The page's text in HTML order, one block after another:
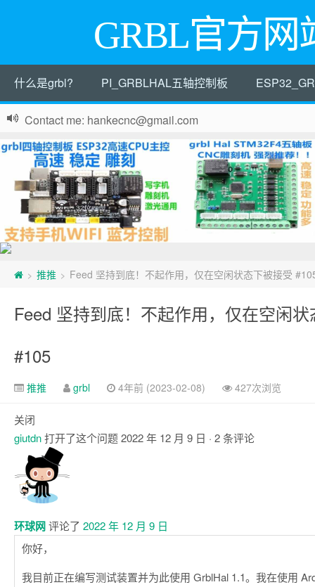
GRBL官方网
什么是grbl? PI_GRBLHAL五轴控制板
Contact me: hankecnc@gmail.com
> 推推 > Feed 坚持到底！不起作用，仅在空闲状态下被接受
Feed 坚持到底！不起作用，仅在空闲
#105
推推 grbl 4年前 (2023-02-08) 427次浏览
关闭
giutdn打开了这个问题2022 年 12 月 9 日 · 2 条评论
评
论
环球网评论了 2022 年 12 月 9 日
你好，
我目前正在编写测试装置并为此使用 GrblHal 1.1。我在使用